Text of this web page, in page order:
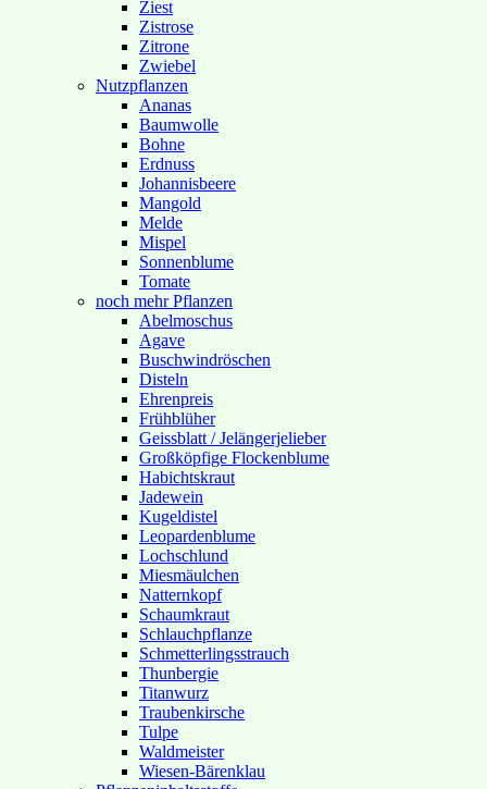
Ziest
Zistrose
Zitrone
Zwiebel
Nutzpflanzen
Ananas
Baumwolle
Bohne
Erdnuss
Johannisbeere
Mangold
Melde
Mispel
Sonnenblume
Tomate
noch mehr Pflanzen
Abelmoschus
Agave
Buschwindröschen
Disteln
Ehrenpreis
Frühblüher
Geissblatt / Jelängerjelieber
Großköpfige Flockenblume
Habichtskraut
Jadewein
Kugeldistel
Leopardenblume
Lochschlund
Miesmäulchen
Natternkopf
Schaumkraut
Schlauchpflanze
Schmetterlingsstrauch
Thunbergie
Titanwurz
Traubenkirsche
Tulpe
Waldmeister
Wiesen-Bärenklau